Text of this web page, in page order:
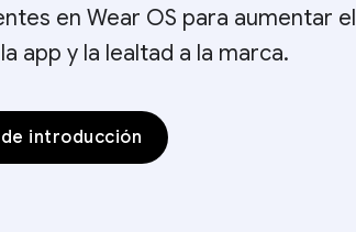
en Wear OS para aumentar el
app y la lealtad a la marca.
introducción